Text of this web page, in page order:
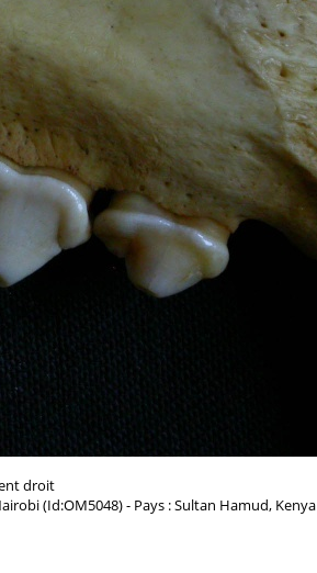
droit
(Id:OM5048) - Pays : Sultan Hamud, Kenya